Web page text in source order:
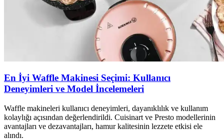
En İyi Waffle Makinesi Seçimi: Kullanıcı
Deneyimleri ve Model İncelemeleri
Waffle makineleri kullanıcı deneyimleri, dayanıklılık ve kullanım
kolaylığı açısından değerlendirildi. Cuisinart ve Presto modellerinin
avantajları ve dezavantajları, hamur kalitesinin lezzete etkisi ele
alındı.